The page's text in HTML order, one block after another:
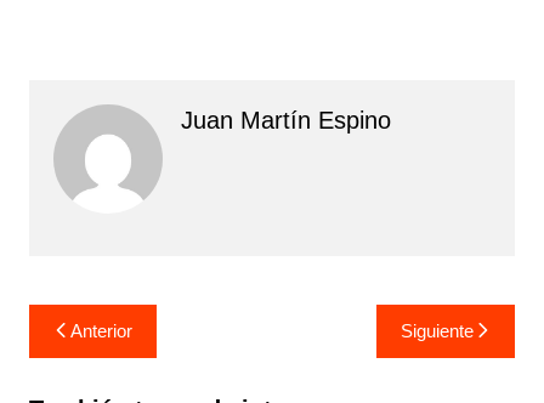
Juan Martín Espino
Navegación
de
Anterior Siguiente